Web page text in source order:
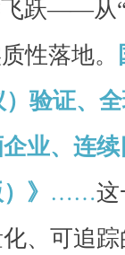
飞跃——从
性落地。
验证、
业、连
》 ……这
、可追